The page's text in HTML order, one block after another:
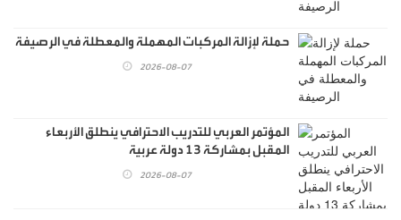
حملة لإزالة المركبات المهملة والمعطلة في الرصيفة
2026-08-07
المؤتمر العربي للتدريب الاحترافي ينطلق الأربعاء
المقبل بمشاركة 13 دولة عربية
2026-08-07